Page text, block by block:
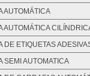
AUTOMÁTICA
AUTOMÁTICA
DE ETIQUETAS
SEMI AUTOMATICA